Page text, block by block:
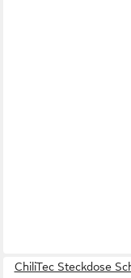
ChiliTec Steckdose